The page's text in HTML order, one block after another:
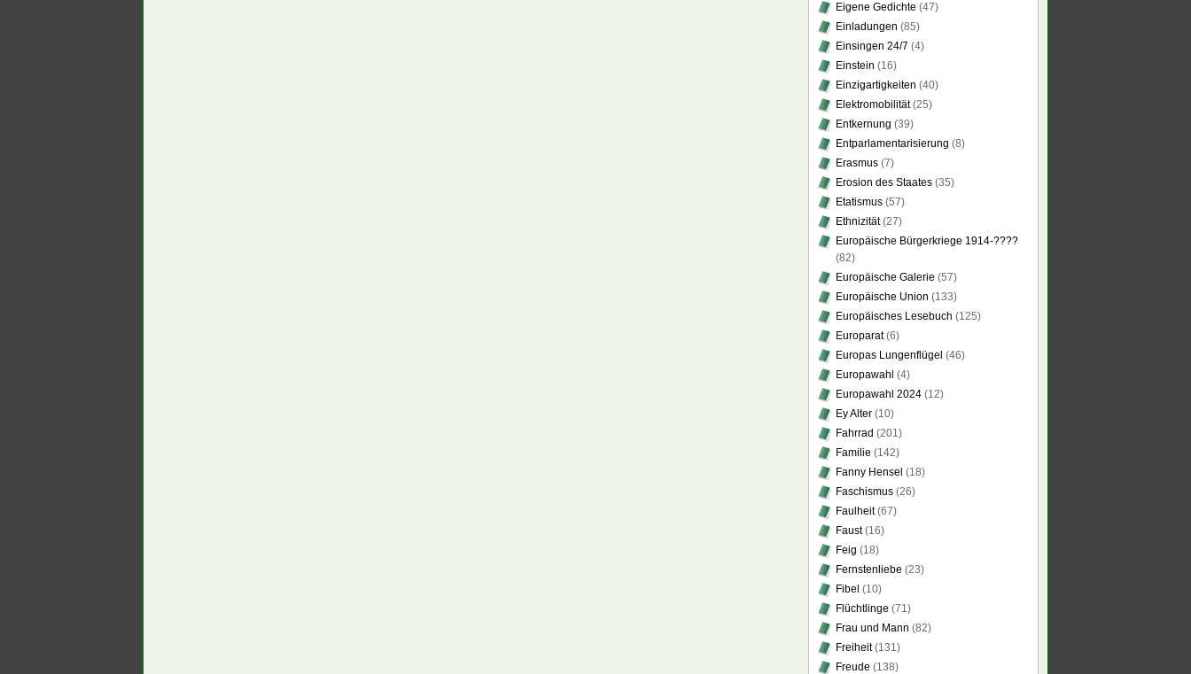
Eigene Gedichte (47)
Einladungen (85)
Einsingen 24/7 (4)
Einstein (16)
Einzigartigkeiten (40)
Elektromobilität(25)
Entkernung (39)
Entparlamentarisierung (8)
Erasmus (7)
Erosion des Staates (35)
Etatismus (57)
Ethnizität(27)
Europäische Bürgerkriege 1914-????
(82)
Europäische Galerie (57)
Europäische Union (133)
Europäisches Lesebuch (125)
Europarat(6)
Europas Lungenflügel (46)
Europawahl (4)
Europawahl 2024 (12)
Ey Alter (10)
Fahrrad (201)
Familie (142)
Fanny Hensel (18)
Faschismus (26)
Faulheit(67)
Faust(16)
Feig (18)
Fernstenliebe (23)
Fibel (10)
Flüchtlinge (71)
Frau und Mann (82)
Freiheit(131)
Freude (138)